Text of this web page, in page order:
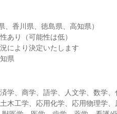
、香川県、徳島県、高知県）
あり（可能性は低）
により決定いたします
県
学、商学、語学、人文学、数学
木工学、応用化学、応用物理学